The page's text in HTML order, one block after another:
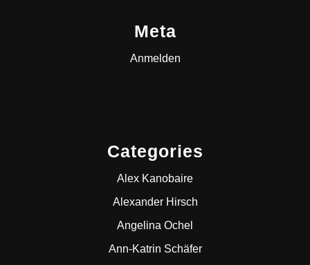
Meta
Anmelden
Categories
Alex Kanobaire
Alexander Hirsch
Angelina Ochel
Ann-Katrin Schäfer